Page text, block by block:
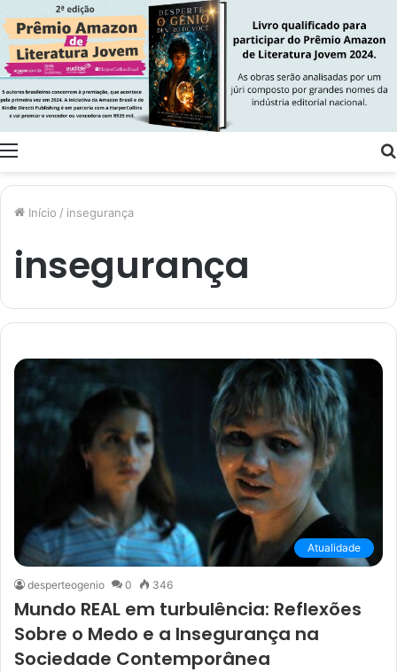
Menu
Início / insegurança
insegurança
Atualidade
desperteogenio 0 346
Mundo REAL em turbulência: Reflexões
Sobre o Medo e a Insegurança na
Sociedade Contemporânea